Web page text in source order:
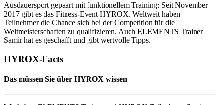
Ausdauersport gepaart mit funktionellem Training: Seit November
2017 gibt es das Fitness-Event HYROX. Weltweit haben
Teilnehmer die Chance sich bei der Competition für die
Weltmeisterschaften zu qualifizieren. Auch ELEMENTS Trainer
Samir hat es geschafft und gibt wertvolle Tipps.
HYROX-Facts
Das müssen Sie über HYROX wissen